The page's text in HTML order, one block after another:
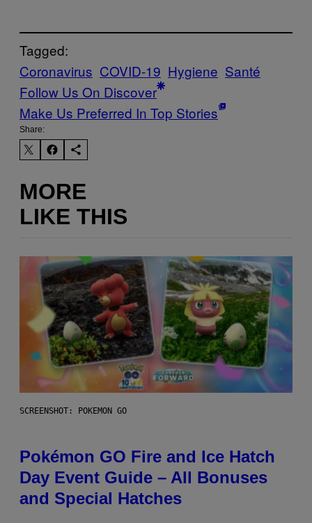
Tagged:
Coronavirus COVID-19 Hygiene Santé
Follow Us On Discover
Make Us Preferred In Top Stories
Share:
MORE
LIKE THIS
SCREENSHOT: POKEMON GO
Pokémon GO Fire and Ice Hatch
Day Event Guide – All Bonuses
and Special Hatches